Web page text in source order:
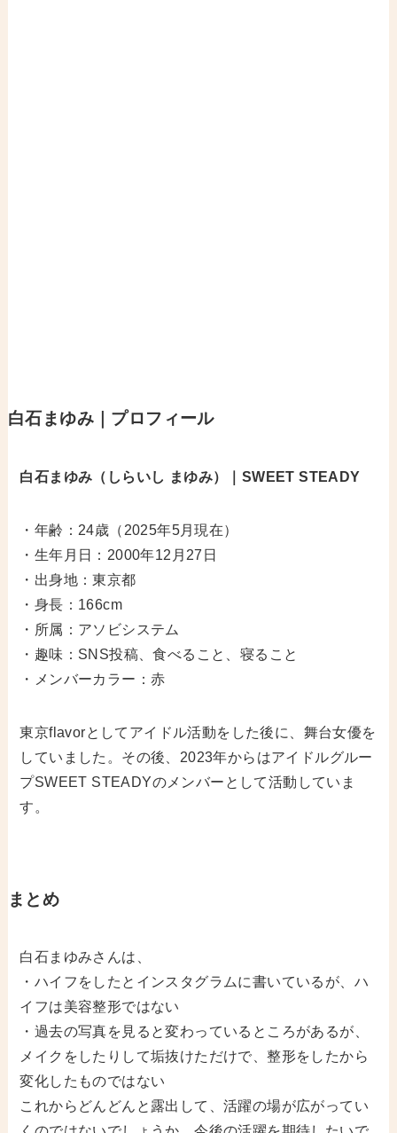
白石まゆみ｜プロフィール
白石まゆみ（しらいし まゆみ）｜SWEET STEADY
・年齢：24歳（2025年5月現在）
・生年月日：2000年12月27日
・出身地：東京都
・身長：166cm
・所属：アソビシステム
・趣味：SNS投稿、食べること、寝ること
・メンバーカラー：赤
東京flavorとしてアイドル活動をした後に、舞台女優を
していました。その後、2023年からはアイドルグルー
プSWEET STEADYのメンバーとして活動していま
す。
まとめ
白石まゆみさんは、
・ハイフをしたとインスタグラムに書いているが、ハ
イフは美容整形ではない
・過去の写真を見ると変わっているところがあるが、
メイクをしたりして垢抜けただけで、整形をしたから
変化したものではない
これからどんどんと露出して、活躍の場が広がってい